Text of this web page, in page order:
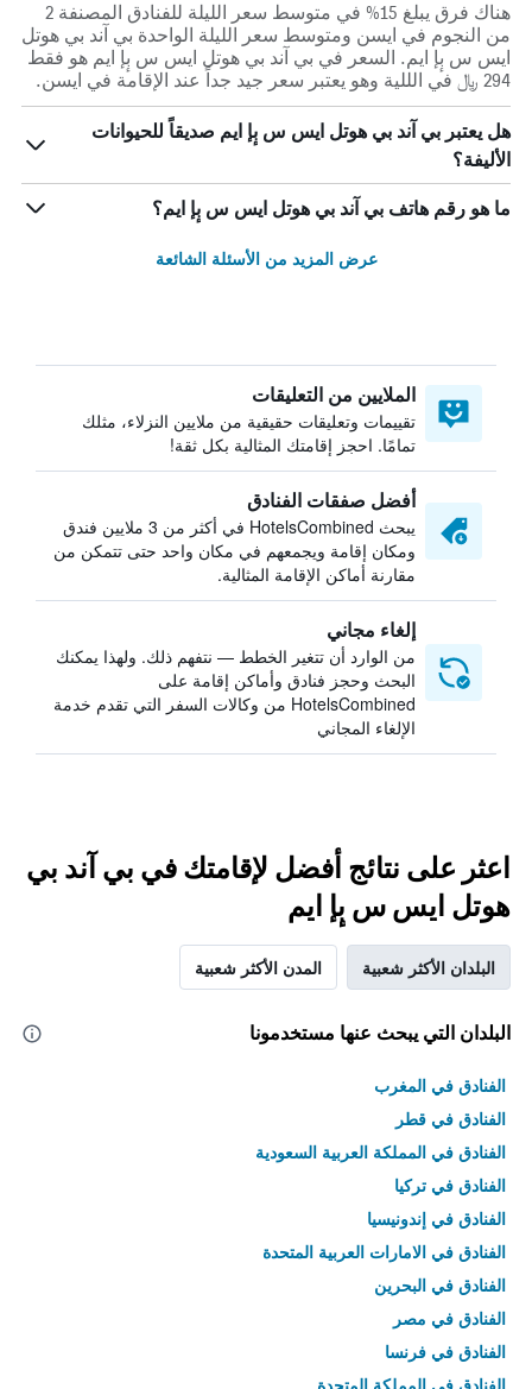
هناك فرق يبلغ 15% في متوسط ​​سعر الليلة للفنادق المصنفة 2
من النجوم في ايسن ومتوسط ​​سعر الليلة الواحدة بي آند بي هوتل
ايس س بٕإ ايم. السعر في بي آند بي هوتل ايس س بٕإ ايم هو فقط
294 ﷼ في الللية وهو يعتبر سعر جيد جداً عند الإقامة في ايسن.
هل يعتبر بي آند بي هوتل ايس س بٕإ ايم صديقاً للحيوانات
الأليفة؟
ما هو رقم هاتف بي آند بي هوتل ايس س بٕإ ايم؟
عرض المزيد من الأسئلة الشائعة
الملايين من التعليقات
تقييمات وتعليقات حقيقية من ملايين النزلاء، مثلك
تمامًا. احجز إقامتك المثالية بكل ثقة!
أفضل صفقات الفنادق
يبحث HotelsCombined في أكثر من 3 ملايين فندق
ومكان إقامة ويجمعهم في مكان واحد حتى تتمكن من
مقارنة أماكن الإقامة المثالية.
إلغاء مجاني
من الوارد أن تتغير الخطط — نتفهم ذلك. ولهذا يمكنك
البحث وحجز فنادق وأماكن إقامة على
HotelsCombined من وكالات السفر التي تقدم خدمة
الإلغاء المجاني
اعثر على نتائج أفضل لإقامتك في بي آند بي
هوتل ايس س بٕإ ايم
البلدان الأكثر شعبية المدن الأكثر شعبية
البلدان التي يبحث عنها مستخدمونا
الفنادق في المغرب
الفنادق في قطر
الفنادق في المملكة العربية السعودية
الفنادق في تركيا
الفنادق في إندونيسيا
الفنادق في الامارات العربية المتحدة
الفنادق في البحرين
الفنادق في مصر
الفنادق في فرنسا
الفنادق في المملكة المتحدة